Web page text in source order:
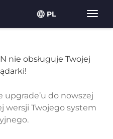
PL
nie obsługuje Twojej
do nowszej
wersji Twojego system